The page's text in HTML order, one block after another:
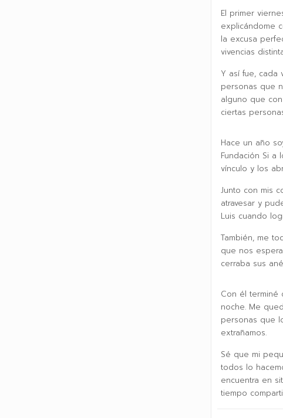
El primer
explicándome
la excusa
vivencias
Y así fue,
personas que
alguno que
ciertas
Hace un año
Fundación Si
vínculo y los
Junto con mis
atravesar y
Luis cuando
También, me
que nos
cerraba sus
Con él terminé
noche. Me
personas que
extrañamos.
Sé que mi
todos lo
encuentra en
tiempo